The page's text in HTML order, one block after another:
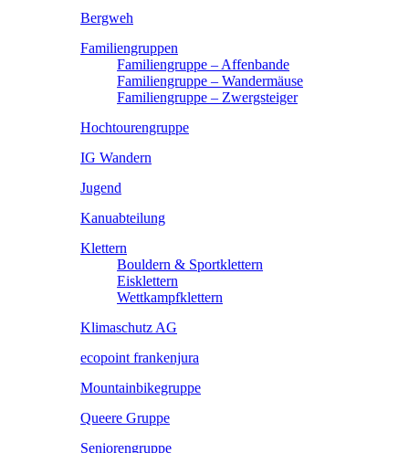
Bergweh
Familiengruppen
Familiengruppe – Affenbande
Familiengruppe – Wandermäuse
Familiengruppe – Zwergsteiger
Hochtourengruppe
IG Wandern
Jugend
Kanuabteilung
Klettern
Bouldern & Sportklettern
Eisklettern
Wettkampfklettern
Klimaschutz AG
ecopoint frankenjura
Mountainbikegruppe
Queere Gruppe
Seniorengruppe